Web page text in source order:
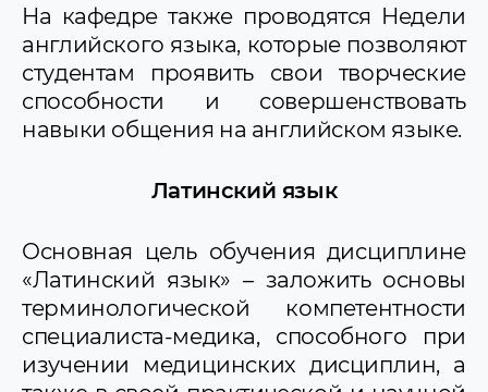
На кафедре также проводятся Недели
английского языка, которые позволяют
студентам проявить свои творческие
способности и совершенствовать
навыки общения на английском языке.
Латинский язык
Основная цель обучения дисциплине
«Латинский язык» – заложить основы
терминологичес­кой компетентности
специалиста-медика, способного при
изучении медицинских дисциплин, а